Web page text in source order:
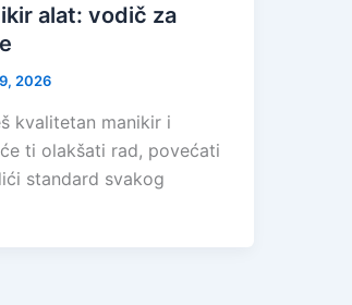
alat: vodič za
2026
kvalitetan manikir i
ti olakšati rad, povećati
standard svakog